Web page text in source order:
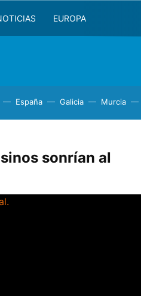
EUROPA
España Galicia Murcia
sonrían al